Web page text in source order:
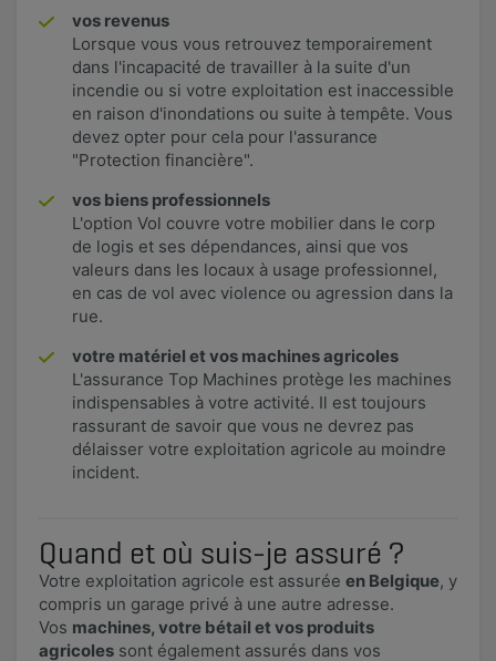
vos revenus
Lorsque vous vous retrouvez temporairement
dans l'incapacité de travailler à la suite d'un
incendie ou si votre exploitation est inaccessible
en raison d'inondations ou suite à tempête. Vous
devez opter pour cela pour l'assurance
"Protection financière".
vos biens professionnels
L'option Vol couvre votre mobilier dans le corp
de logis et ses dépendances, ainsi que vos
valeurs dans les locaux à usage professionnel,
en cas de vol avec violence ou agression dans la
rue.​
votre matériel et vos machines agricoles
L'assurance Top Machines protège les machines
indispensables à votre activité. Il est toujours
rassurant de savoir que vous ne devrez pas
délaisser votre exploitation agricole au moindre
incident.
Quand et où suis-je assuré ?
Votre exploitation agricole est assurée en Belgique, y
compris un garage privé à une autre adresse.
Vos machines, votre bétail et vos produits
agricoles sont également assurés dans vos